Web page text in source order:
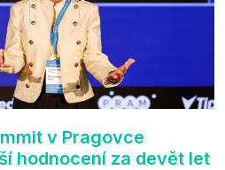
v Pragovce
hodnocení za devět let